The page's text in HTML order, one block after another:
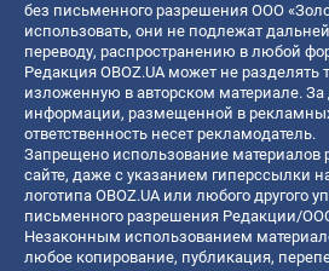
без письменного разрешения ООО
использовать, они не подлежат
переводу, распространению в любой
Редакция OBOZ.UA может не разделять
изложенную в авторском материале. За
информации, размещенной в
ответственность несет рекламодатель.
Запрещено использование
сайте, даже с указанием гиперссылки
логотипа OBOZ.UA или любого другого
письменного разрешения Редакции/
Незаконным использованием
любое копирование, публикация,